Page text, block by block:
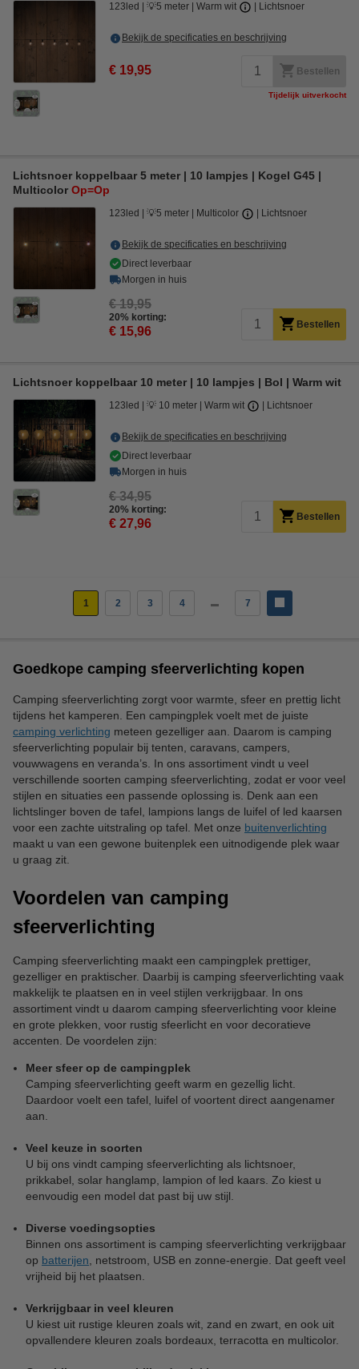
123led 💡5 meter Warm wit Lichtsnoer
Bekijk de specificaties en beschrijving
€ 19,95 Bestellen
Tijdelijk uitverkocht
Lichtsnoer koppelbaar 5 meter | 10 lampjes | Kogel G45 |
Multicolor Op=Op
123led 💡5 meter Multicolor Lichtsnoer
Bekijk de specificaties en beschrijving
Direct leverbaar
Morgen in huis
€ 19,95
20% korting:
€ 15,96 Bestellen
Lichtsnoer koppelbaar 10 meter | 10 lampjes | Bol | Warm wit
123led 💡 10 meter Warm wit Lichtsnoer
Bekijk de specificaties en beschrijving
Direct leverbaar
Morgen in huis
€ 34,95
20% korting:
€ 27,96 Bestellen
1 2 3 4 7
Goedkope camping sfeerverlichting kopen
Camping sfeerverlichting zorgt voor warmte, sfeer en prettig licht
tijdens het kamperen. Een campingplek voelt met de juiste
camping verlichting meteen gezelliger aan. Daarom is camping
sfeerverlichting populair bij tenten, caravans, campers,
vouwwagens en veranda’s. In ons assortiment vindt u veel
verschillende soorten camping sfeerverlichting, zodat er voor veel
stijlen en situaties een passende oplossing is. Denk aan een
lichtslinger boven de tafel, lampions langs de luifel of led kaarsen
voor een zachte uitstraling op tafel. Met onze buitenverlichting
maakt u van een gewone buitenplek een uitnodigende plek waar
u graag zit.
Voordelen van camping
sfeerverlichting
Camping sfeerverlichting maakt een campingplek prettiger,
gezelliger en praktischer. Daarbij is camping sfeerverlichting vaak
makkelijk te plaatsen en in veel stijlen verkrijgbaar. In ons
assortiment vindt u daarom camping sfeerverlichting voor kleine
en grote plekken, voor rustig sfeerlicht en voor decoratieve
accenten. De voordelen zijn:
Meer sfeer op de campingplek
Camping sfeerverlichting geeft warm en gezellig licht.
Daardoor voelt een tafel, luifel of voortent direct aangenamer
aan.
Veel keuze in soorten
U bij ons vindt camping sfeerverlichting als lichtsnoer,
prikkabel, solar hanglamp, lampion of led kaars. Zo kiest u
eenvoudig een model dat past bij uw stijl.
Diverse voedingsopties
Binnen ons assortiment is camping sfeerverlichting verkrijgbaar
op batterijen , netstroom, USB en zonne-energie. Dat geeft veel
vrijheid bij het plaatsen.
Verkrijgbaar in veel kleuren
U kiest uit rustige kleuren zoals wit, zand en zwart, en ook uit
opvallendere kleuren zoals bordeaux, terracotta en multicolor.